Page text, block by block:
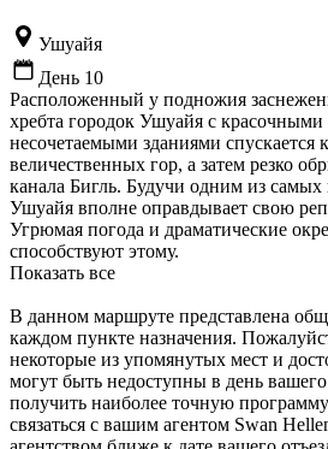
Ушуайя
День 10
Расположенный у подножия
хребта городок Ушуайя с
несочетаемыми зданиями спускается
величественных гор, а затем резко
канала Бигль. Будучи одним из
Ушуайя вполне оправдывает свою
Угрюмая погода и драматические
способствуют этому.
Показать все
В данном маршруте представлена
каждом пункте назначения.
некоторые из упомянутых мест и
могут быть недоступны в день
получить наиболее точную
связаться с вашим агентом Swan